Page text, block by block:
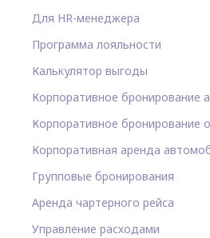
Для HR-менеджера
Программа лояльности
Калькулятор выгоды
Корпоративное бронирование
Корпоративное бронирование
Корпоративная аренда
Групповые бронирования
Аренда чартерного рейса
Управление расходами